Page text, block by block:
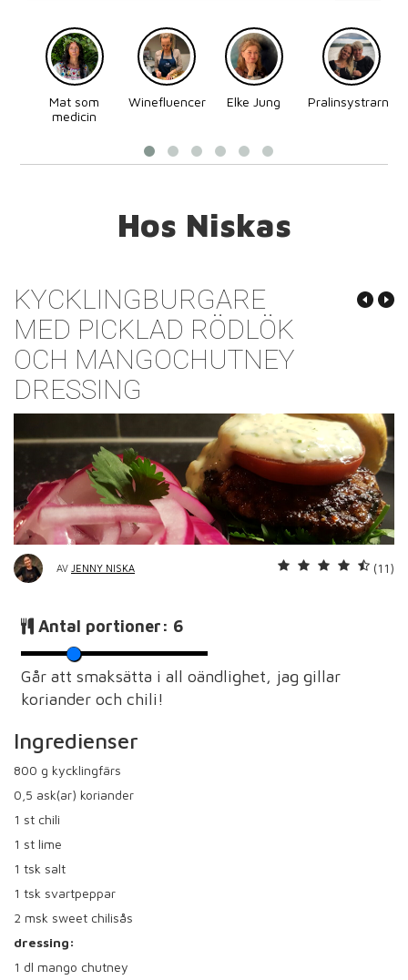
Mat som
medicin
Winefluencer Elke Jung
Pralinsystrarna
Hos Niskas
KYCKLINGBURGARE
MED PICKLAD RÖDLÖK
OCH MANGOCHUTNEY
DRESSING
AV JENNY NISKA (11)
Antal portioner: 6
Går att smaksätta i all oändlighet, jag gillar
koriander och chili!
Ingredienser
800 g kycklingfärs
0,5 ask(ar) koriander
1 st chili
1 st lime
1 tsk salt
1 tsk svartpeppar
2 msk sweet chilisås
dressing:
1 dl mango chutney